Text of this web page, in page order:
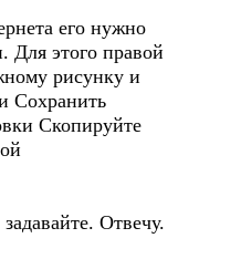
его нужно
Для этого правой
рисунку и
Сохранить
Скопируйте
Отвечу.